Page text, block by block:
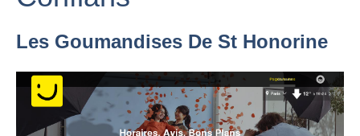
Les Goumandises De St Honorine